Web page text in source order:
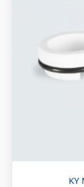
KY